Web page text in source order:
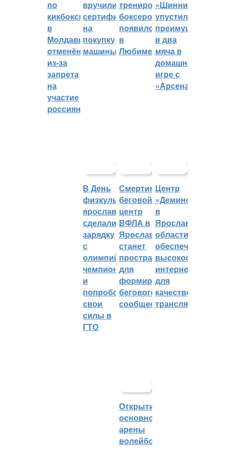
по
кикбоксингу
в
Молдавии
отменён
из-за
запрета
на
участие
россиян
вручили
сертификат
на
покупку
машины
тренировок
боксеров
появился
в
Любиме
«Шинник»
упустил
преимущество
в два
мяча в
домашней
игре с
«Арсеналом»
В День
физкультурника
ярославцы
сделали
зарядку
с
олимпийским
чемпионом
и
попробовали
свои
силы в
ГТО
Смертин:
беговой
центр
ВФЛА в
Ярославле
станет
пространством
для
формирования
бегового
сообщества
Центр
«Демино»
в
Ярославской
области
обеспечивают
интернетом
для
качественных
трансляций
Открытие
основной
арены
волейбольного